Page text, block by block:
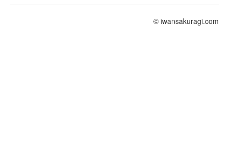
© iwansakuragi.com